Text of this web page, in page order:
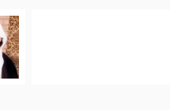
وهؤلاء ليسوا
لأنه لم يكن قد عمِيَ